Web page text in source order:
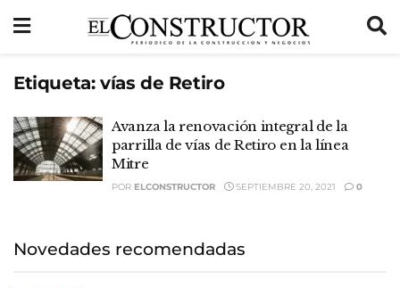
Etiqueta: vías de Retiro
Avanza la renovación integral de la
parrilla de vías de Retiro en la línea
Mitre
POR ELCONSTRUCTOR SEPTIEMBRE 20, 2021 0
Novedades recomendadas